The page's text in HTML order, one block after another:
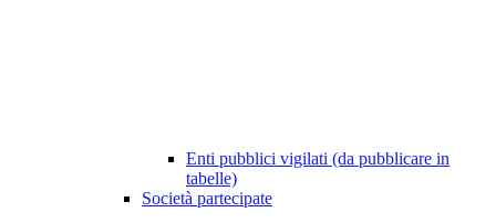
Enti pubblici vigilati (da pubblicare in
tabelle)
Società partecipate